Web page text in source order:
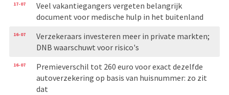
17-07
Veel vakantiegangers vergeten belangrijk
document voor medische hulp in het buitenland
16-07
Verzekeraars investeren meer in private markten;
DNB waarschuwt voor risico's
16-07
Premieverschil tot 260 euro voor exact dezelfde
autoverzekering op basis van huisnummer: zo zit
dat